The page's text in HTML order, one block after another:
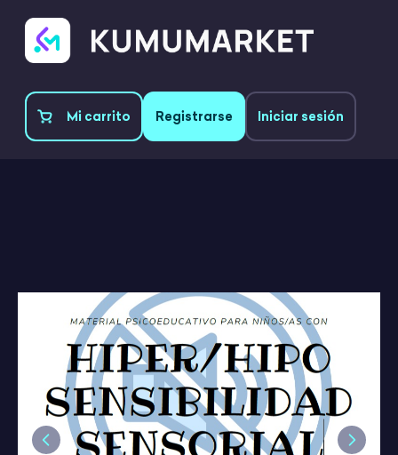
Mi carrito Registrarse Iniciar sesión
Previous Next